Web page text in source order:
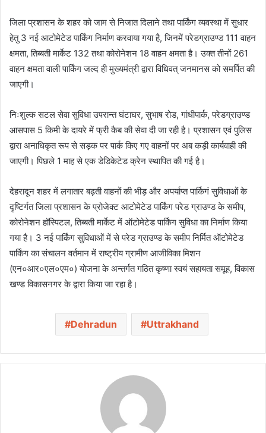
जिला प्रशासन के शहर को जाम से निजात दिलाने तथा पार्किंग व्यवस्था में सुधार
हेतु 3 नई आटोमेटेड पार्किंग निर्माण करवाया गया है, जिनमें परेडग्राउण्ड 111 वाहन
क्षमता, तिब्बती मार्केट 132 तथा कोरोनेशन 18 वाहन क्षमता है। उक्त तीनों 261
वाहन क्षमता वाली पार्किंग जल्द ही मुख्यमंत्री द्वारा विधिवत् जनमानस को समर्पित की
जाएगी।
निःशुल्क सटल सेवा सुविधा उपरान्त घंटाघर, सुभाष रोड, गांधीपार्क, परेडग्राउण्ड
आसपास 5 किमी के दायरे में फ्री कैब की सेवा दी जा रही है। प्रशासन एवं पुलिस
द्वारा अनाधिकृत रूप से सड़क पर पार्क किए गए वाहनों पर अब कड़ी कार्यवाही की
जाएगी। पिछले 1 माह से एक डेडिकेटेड क्रेन स्थापित की गई है।
देहरादून शहर में लगातार बढ़ती वाहनों की भीड़ और अपर्याप्त पार्किगं सुविधाओं के
दृष्टिर्गत जिला प्रशासन के प्रोजेक्ट आटोमेटेड पार्किंग परेड ग्राउण्ड के समीप,
कोरोनेशन हॉस्पिटल, तिब्बती मार्केट में ऑटोमेटेड पार्किंग सुविधा का निर्माण किया
गया है। 3 नई पार्किंग सुविधाओं में से परेड ग्राउण्ड के समीप निर्मित ऑटोमेटेड
पार्किंग का संचालन वर्तमान में राष्ट्रीय ग्रामीण आजीविका मिशन
(एन०आर०एल०एम०) योजना के अन्तर्गत गठित कृष्णा स्वयं सहायता समूह, विकास
खण्ड विकासनगर के द्वारा किया जा रहा है।
Dehradun Uttrakhand